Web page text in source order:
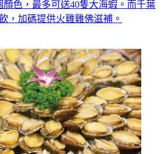
色，最多可送40隻大海蝦。而千葉
，加碼提供火雞雞佛滋補。